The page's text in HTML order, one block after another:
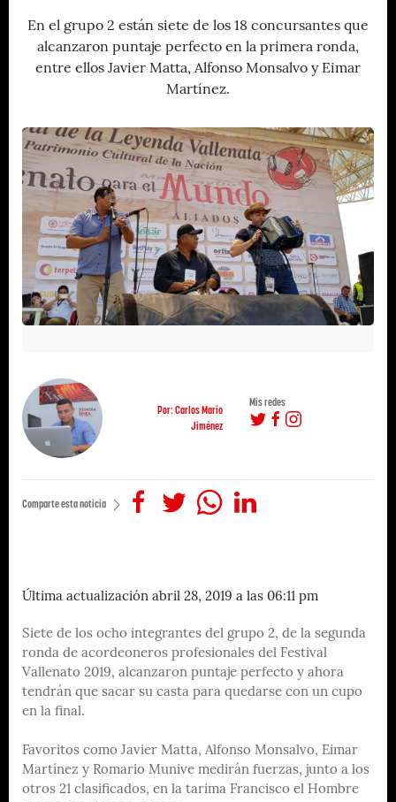
En el grupo 2 están siete de los 18 concursantes que
alcanzaron puntaje perfecto en la primera ronda,
entre ellos Javier Matta, Alfonso Monsalvo y Eimar
Martínez.
Por: Carlos Mario
Jiménez
Mis redes
Comparte esta noticia
Última actualización abril 28, 2019 a las 06:11 pm
Siete de los ocho integrantes del grupo 2, de la segunda
ronda de acordeoneros profesionales del Festival
Vallenato 2019, alcanzaron puntaje perfecto y ahora
tendrán que sacar su casta para quedarse con un cupo
en la final.
Favoritos como Javier Matta, Alfonso Monsalvo, Eimar
Martínez y Romario Munive medirán fuerzas, junto a los
otros 21 clasificados, en la tarima Francisco el Hombre